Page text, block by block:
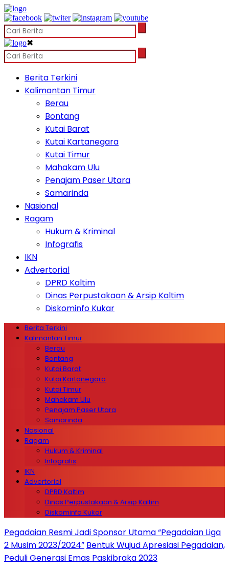
✖
Berita Terkini
Kalimantan Timur
Berau
Bontang
Kutai Barat
Kutai Kartanegara
Kutai Timur
Mahakam Ulu
Penajam Paser Utara
Samarinda
Nasional
Ragam
Hukum & Kriminal
Infografis
IKN
Advertorial
DPRD Kaltim
Dinas Perpustakaan & Arsip Kaltim
Diskominfo Kukar
Berita Terkini
Kalimantan Timur
Berau
Bontang
Kutai Barat
Kutai Kartanegara
Kutai Timur
Mahakam Ulu
Penajam Paser Utara
Samarinda
Nasional
Ragam
Hukum & Kriminal
Infografis
IKN
Advertorial
DPRD Kaltim
Dinas Perpustakaan & Arsip Kaltim
Diskominfo Kukar
Pegadaian Resmi Jadi Sponsor Utama “Pegadaian Liga
2 Musim 2023/2024” Bentuk Wujud Apresiasi Pegadaian,
Peduli Generasi Emas Paskibraka 2023